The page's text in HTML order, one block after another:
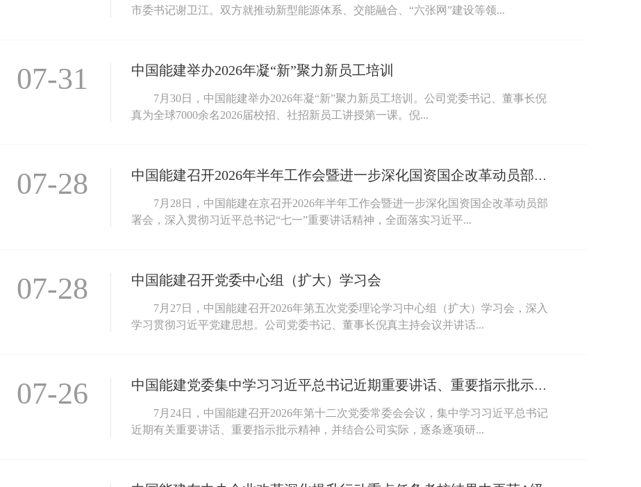
市委书记谢卫江。双方就推动新型能源体系、交能融合、“六张网”建设等领...
07-31 中国能建举办2026年凝“新”聚力新员工培训
7月30日，中国能建举办2026年凝“新”聚力新员工培训。公司党委书记、董事长倪
真为全球7000余名2026届校招、社招新员工讲授第一课。倪...
07-28 中国能建召开2026年半年工作会暨进一步深化国资国企改革动员部署会
7月28日，中国能建在京召开2026年半年工作会暨进一步深化国资国企改革动员部
署会，深入贯彻习近平总书记“七一”重要讲话精神，全面落实习近平...
07-28 中国能建召开党委中心组（扩大）学习会
7月27日，中国能建召开2026年第五次党委理论学习中心组（扩大）学习会，深入
学习贯彻习近平党建思想。公司党委书记、董事长倪真主持会议并讲话...
07-26 中国能建党委集中学习习近平总书记近期重要讲话、重要指示批示精神
7月24日，中国能建召开2026年第十二次党委常委会会议，集中学习习近平总书记
近期有关重要讲话、重要指示批示精神，并结合公司实际，逐条逐项研...